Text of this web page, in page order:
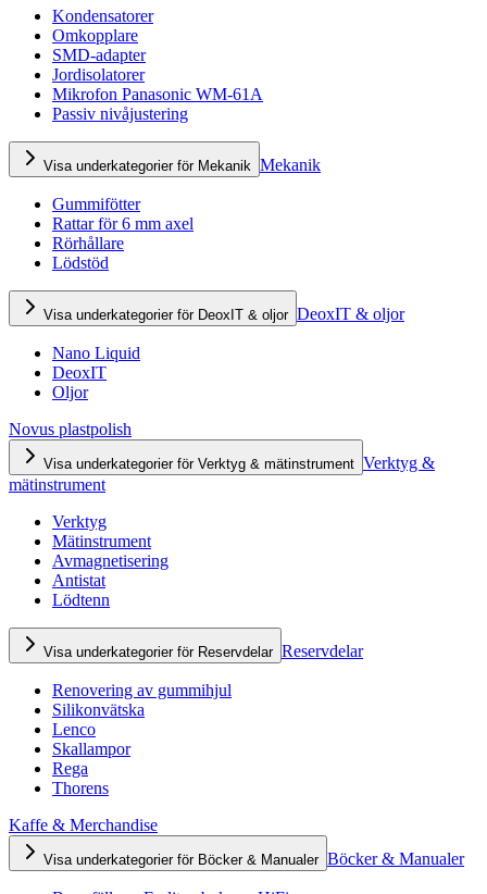
Kondensatorer
Omkopplare
SMD-adapter
Jordisolatorer
Mikrofon Panasonic WM-61A
Passiv nivåjustering
Visa underkategorier för Mekanik Mekanik
Gummifötter
Rattar för 6 mm axel
Rörhållare
Lödstöd
Visa underkategorier för DeoxIT & oljor DeoxIT & oljor
Nano Liquid
DeoxIT
Oljor
Novus plastpolish
Visa underkategorier för Verktyg & mätinstrument Verktyg &
mätinstrument
Verktyg
Mätinstrument
Avmagnetisering
Antistat
Lödtenn
Visa underkategorier för Reservdelar Reservdelar
Renovering av gummihjul
Silikonvätska
Lenco
Skallampor
Rega
Thorens
Kaffe & Merchandise
Visa underkategorier för Böcker & Manualer Böcker & Manualer